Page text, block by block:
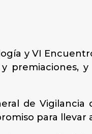
y VI
premiaciones,
de
para